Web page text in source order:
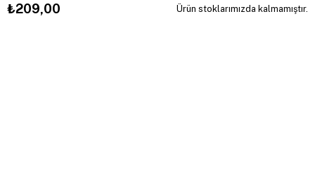
KAYIT OL
₺209,00 Ürün stoklarımızda kalmamıştır.